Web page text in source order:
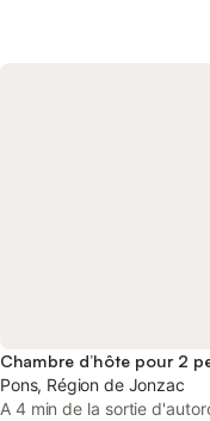
Pons, Région de Jonzac
A 4 min de la sortie